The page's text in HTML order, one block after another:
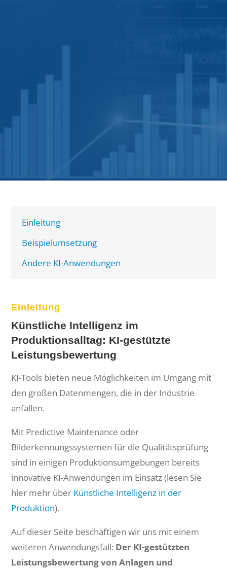
Einleitung
Beispielumsetzung
Andere KI-Anwendungen
Einleitung
Künstliche Intelligenz im
Produktionsalltag: KI-gestützte
Leistungsbewertung
KI-Tools bieten neue Möglichkeiten im Umgang mit
den großen Datenmengen, die in der Industrie
anfallen.
Mit Predictive Maintenance oder
Bilderkennungssystemen für die Qualitätsprüfung
sind in einigen Produktionsumgebungen bereits
innovative KI-Anwendungen im Einsatz (lesen Sie
hier mehr über Künstliche Intelligenz in der
Produktion).
Auf dieser Seite beschäftigen wir uns mit einem
weiteren Anwendungsfall: Der KI-gestützten
Leistungsbewertung von Anlagen und